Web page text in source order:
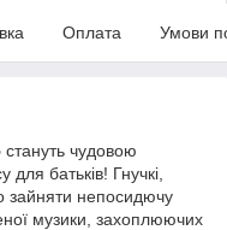
Оплата Умови
стануть чудовою
батьків! Гнучкі,
зайняти непосидючу
музики, захоплюючих